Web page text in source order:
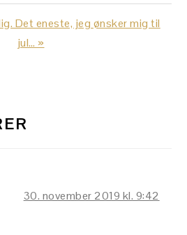
Det eneste, jeg ønsker mig til
jul… »
30. november 2019 kl. 9:42